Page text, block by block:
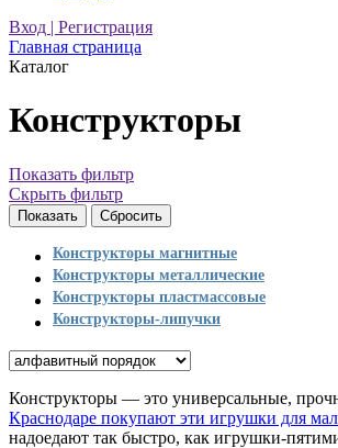
Вход | Регистрация
Главная страница
Каталог
Конструкторы
Показать фильтр
Скрыть фильтр
Конструкторы магнитные
Конструкторы металлические
Конструкторы пластмассовые
Конструкторы-липучки
Конструкторы — это универсальные,
Краснодаре покупают эти игрушки для
надоедают так быстро, как игрушки-